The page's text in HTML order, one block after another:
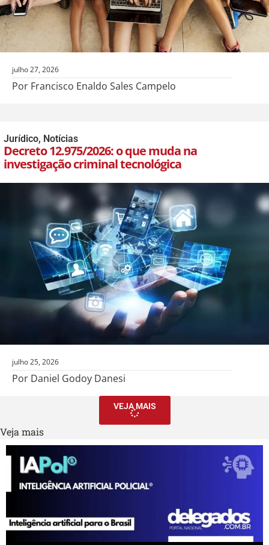
julho 27, 2026
Por Francisco Enaldo Sales Campelo
Jurídico, Notícias
Decreto 12.975/2026: o que muda na
investigação criminal tecnológica
julho 25, 2026
Por Daniel Godoy Danesi
VEJA MAIS
Veja mais